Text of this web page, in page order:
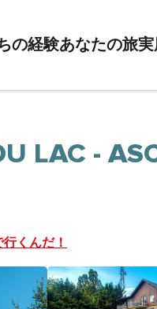
の経験あなたの旅
LAC -
くんだ！